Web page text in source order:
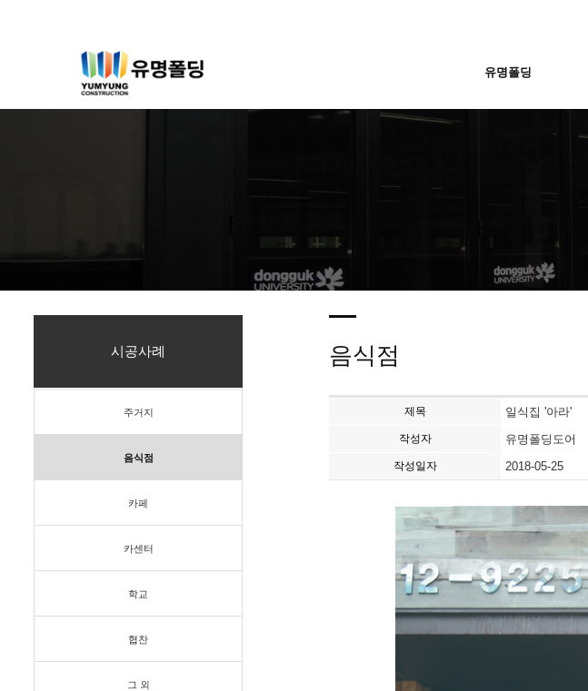
유명폴딩
시공사례
주거지
음식점
카페
카센터
학교
협찬
그 외
음식점
제목 일식집 '아라'
작성자 유명폴딩도어
작성일자 2018-05-25